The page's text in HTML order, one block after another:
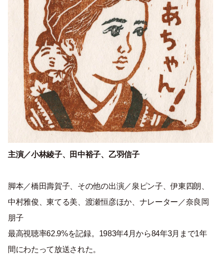
主演／小林綾子、田中裕子、乙羽信子
脚本／橋田壽賀子、その他の出演／泉ピン子、伊東四朗、
中村雅俊、東てる美、渡瀬恒彦ほか、ナレーター／奈良岡
朋子
最高視聴率62.9%を記録。1983年4月から84年3月まで1年
間にわたって放送された。